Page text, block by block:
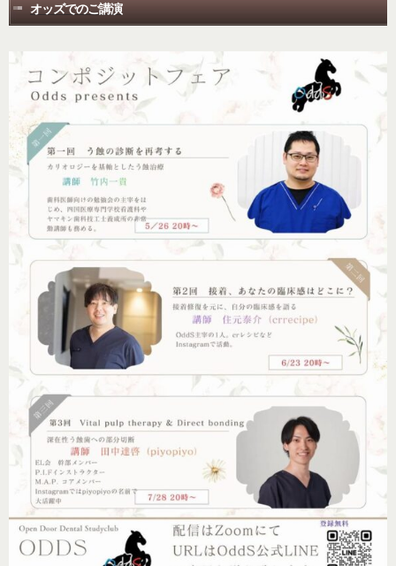
オッズでのご講演